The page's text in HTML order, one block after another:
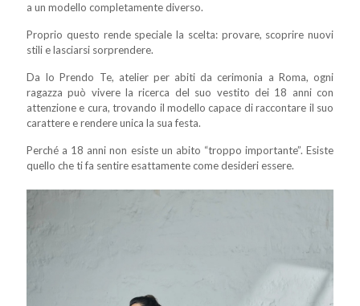
a un modello completamente diverso.
Proprio questo rende speciale la scelta: provare, scoprire nuovi
stili e lasciarsi sorprendere.
Da Io Prendo Te, atelier per abiti da cerimonia a Roma, ogni
ragazza può vivere la ricerca del suo vestito dei 18 anni con
attenzione e cura, trovando il modello capace di raccontare il suo
carattere e rendere unica la sua festa.
Perché a 18 anni non esiste un abito “troppo importante”. Esiste
quello che ti fa sentire esattamente come desideri essere.